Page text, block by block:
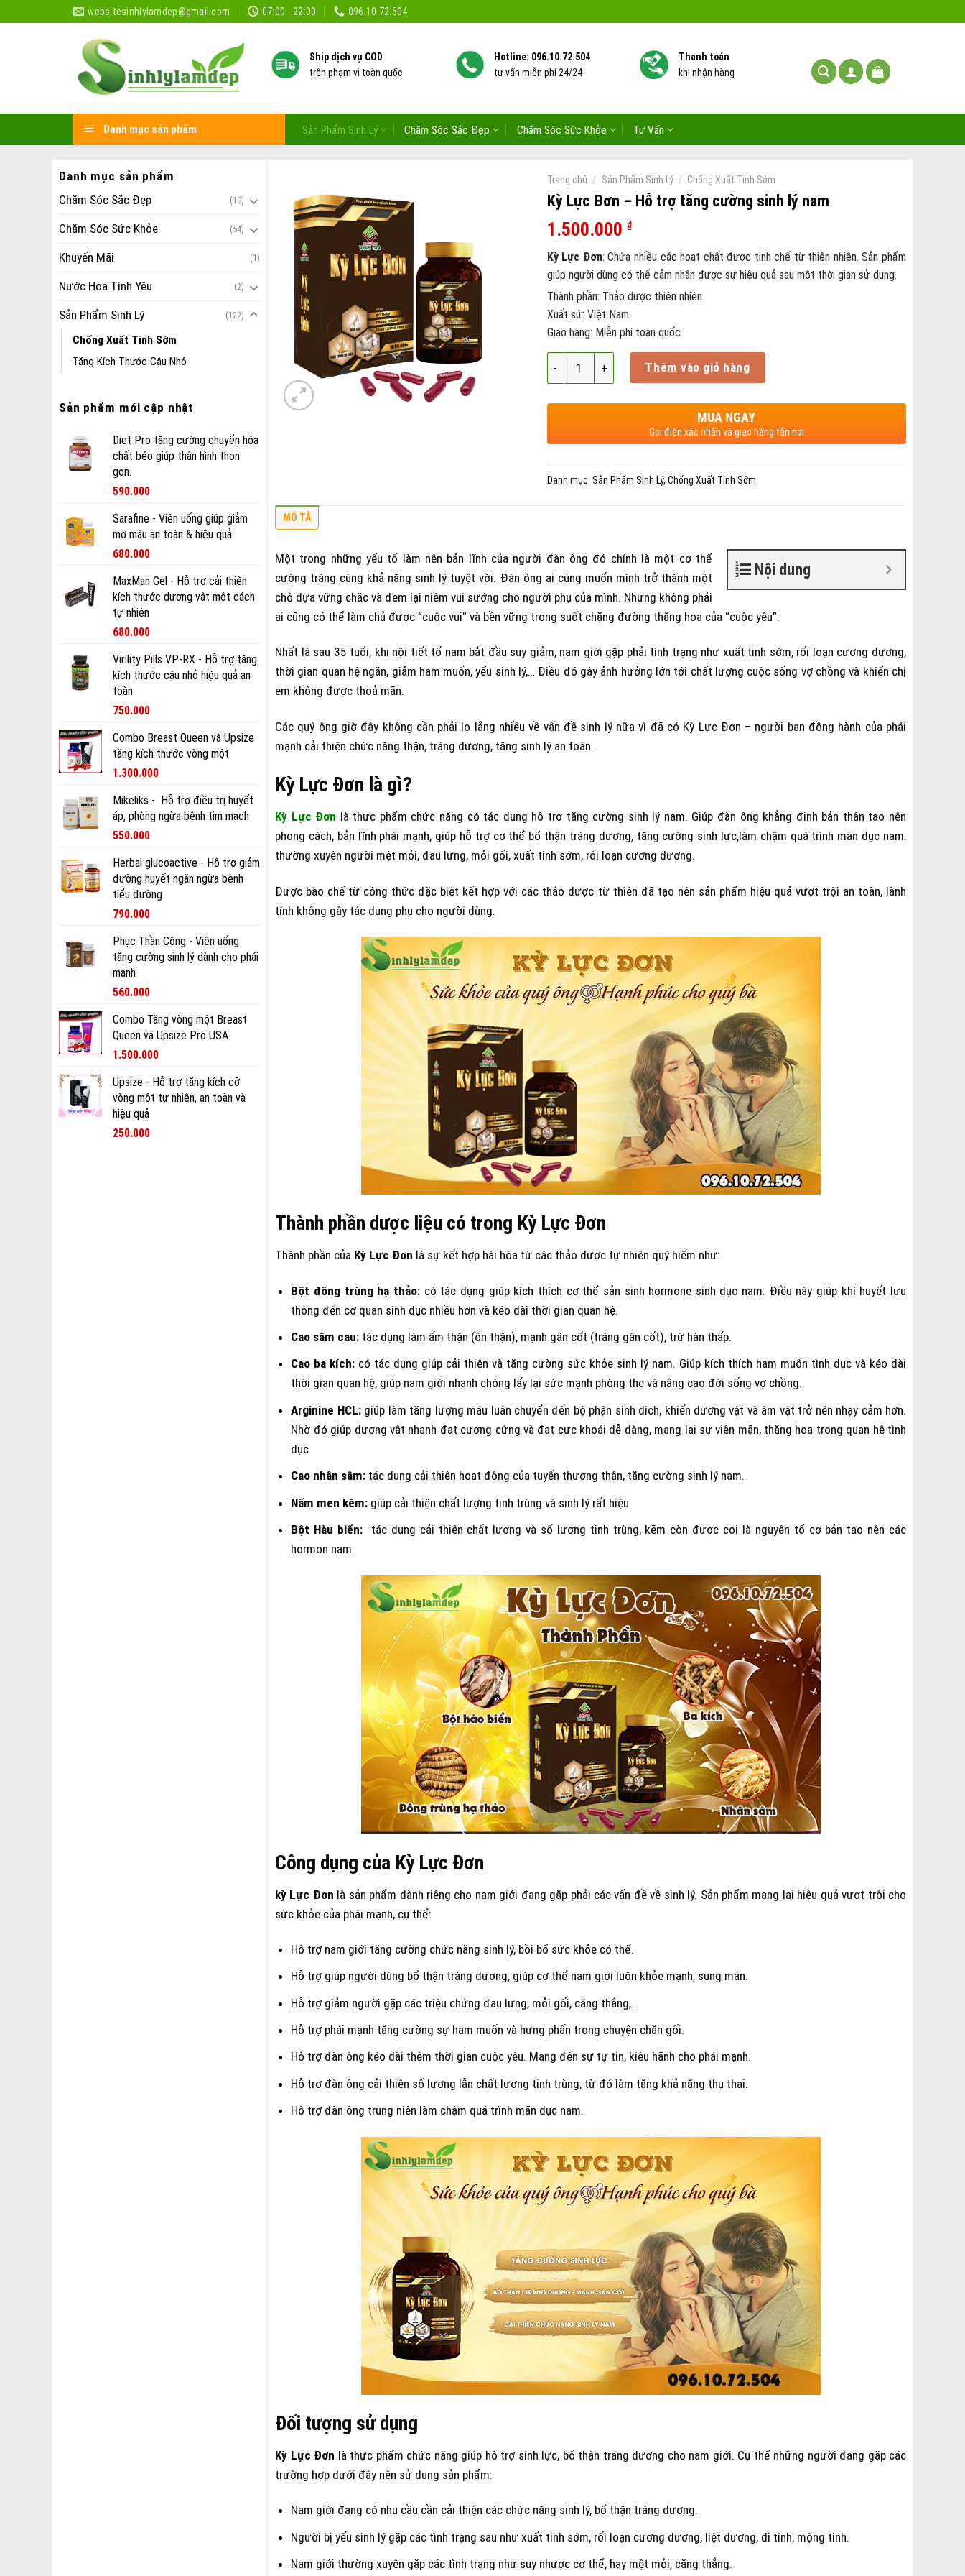
websitesinhlylamdep@gmail.com 07:00 - 22:00 096.10.72.504
Ship dịch vụ COD
trên phạm vi toàn quốc
Hotline: 096.10.72.504
tư vấn miễn phí 24/24
Thanh toán
khi nhận hàng
Danh mục sản phẩm Sản Phẩm Sinh Lý Chăm Sóc Sắc Đẹp Chăm Sóc Sức Khỏe Tư Vấn
Danh mục sản phẩm
Chăm Sóc Sắc Đẹp
(19)
Chăm Sóc Sức Khỏe (54)
Khuyến Mãi (1)
Nước Hoa Tình Yêu (2)
Sản Phẩm Sinh Lý (122)
Chống Xuất Tinh Sớm
Tăng Kích Thước Cậu Nhỏ
Sản phẩm mới cập nhật
Diet Pro tăng cường chuyển hóa
chất béo giúp thân hình thon
gọn.
590.000
Sarafine - Viên uống giúp giảm
mỡ máu an toàn & hiệu quả
Giá
là:
880.000 ₫.
680.000
tại
là:
MaxMan Gel - Hỗ trợ cải thiện
kích thước dương vật một cách
tự nhiên
680.000
Virility Pills VP-RX - Hỗ trợ tăng
kích thước cậu nhỏ hiệu quả an
toàn
750.000
Combo Breast Queen và Upsize
tăng kích thước vòng một
1.300.000
Mikeliks - Hỗ trợ điều trị huyết
áp, phòng ngừa bệnh tim mạch
550.000
Herbal glucoactive - Hỗ trợ giảm
đường huyết ngăn ngừa bệnh
tiểu đường
790.000
Phục Thần Công - Viên uống
tăng cường sinh lý dành cho phái
mạnh
560.000
Combo Tăng vòng một Breast
Queen và Upsize Pro USA
1.500.000
Upsize - Hỗ trợ tăng kích cỡ
vòng một tự nhiên, an toàn và
hiệu quả
250.000
Trang chủ / Sản Phẩm Sinh Lý / Chống Xuất Tinh Sớm
Kỳ Lực Đơn – Hỗ trợ tăng cường sinh lý nam
1.500.000 ₫
Kỳ Lực Đơn: Chứa nhiều các hoạt chất được tinh chế từ thiên nhiên. Sản phẩm
giúp người dùng có thể cảm nhận được sự hiệu quả sau một thời gian sử dụng.
Thành phần: Thảo dược thiên nhiên
Xuất sứ: Việt Nam
Giao hàng: Miễn phí toàn quốc
Thêm vào giỏ hàng
MUA NGAY
Gọi điện xác nhận và giao hàng tận nơi
Danh mục: Sản Phẩm Sinh Lý, Chống Xuất Tinh Sớm
MÔ TẢ
Nội dung
Một trong những yếu tố làm nên bản lĩnh của người đàn ông đó chính là một cơ thể
cường tráng cùng khả năng sinh lý tuyệt vời. Đàn ông ai cũng muốn mình trở thành một
chỗ dựa vững chắc và đem lại niềm vui sướng cho người phụ của mình. Nhưng không phải
ai cũng có thể làm chủ được “cuộc vui” và bền vững trong suốt chặng đường thăng hoa của “cuộc yêu”.
Nhất là sau 35 tuổi, khi nội tiết tố nam bắt đầu suy giảm, nam giới gặp phải tình trạng như xuất tinh sớm, rối loạn cương dương,
thời gian quan hệ ngắn, giảm ham muốn, yếu sinh lý,… Điều đó gây ảnh hưởng lớn tới chất lượng cuộc sống vợ chồng và khiến chị
em không được thoả mãn.
Các quý ông giờ đây không cần phải lo lắng nhiều về vấn đề sinh lý nữa vì đã có Kỳ Lực Đơn – người bạn đồng hành của phái
mạnh cải thiện chức năng thận, tráng dương, tăng sinh lý an toàn.
Kỳ Lực Đơn là gì?
Kỳ Lực Đơn là thực phẩm chức năng có tác dụng hỗ trợ tăng cường sinh lý nam. Giúp đàn ông khẳng định bản thân tạo nên
phong cách, bản lĩnh phái mạnh, giúp hỗ trợ cơ thể bổ thận tráng dương, tăng cường sinh lực,làm chậm quá trình mãn dục nam:
thường xuyên người mệt mỏi, đau lưng, mỏi gối, xuất tinh sớm, rối loạn cương dương.
Được bào chế từ công thức đặc biệt kết hợp với các thảo dược từ thiên đã tạo nên sản phẩm hiệu quả vượt trội an toàn, lành
tính không gây tác dụng phụ cho người dùng.
Thành phần dược liệu có trong Kỳ Lực Đơn
Thành phần của Kỳ Lực Đơn là sự kết hợp hài hòa từ các thảo dược tự nhiên quý hiếm như:
Bột đông trùng hạ thảo: có tác dụng giúp kích thích cơ thể sản sinh hormone sinh dục nam. Điều này giúp khí huyết lưu
thông đến cơ quan sinh dục nhiều hơn và kéo dài thời gian quan hệ.
Cao sâm cau: tác dụng làm ấm thận (ôn thận), mạnh gân cốt (tráng gân cốt), trừ hàn thấp.
Cao ba kích: có tác dụng giúp cải thiện và tăng cường sức khỏe sinh lý nam. Giúp kích thích ham muốn tình dục và kéo dài
thời gian quan hệ, giúp nam giới nhanh chóng lấy lại sức mạnh phòng the và nâng cao đời sống vợ chồng.
Arginine HCL:giúp làm tăng lượng máu luân chuyển đến bộ phận sinh dich, khiến dương vật và âm vật trở nên nhạy cảm hơn.
Nhờ đó giúp dương vật nhanh đạt cương cứng và đạt cực khoái dễ dàng, mang lại sự viên mãn, thăng hoa trong quan hệ tình
dục
Cao nhân sâm: tác dụng cải thiện hoạt động của tuyến thượng thận, tăng cường sinh lý nam.
Nấm men kẽm: giúp cải thiện chất lượng tinh trùng và sinh lý rất hiệu.
Bột Hàu biển: tác dụng cải thiện chất lượng và số lượng tinh trùng, kẽm còn được coi là nguyên tố cơ bản tạo nên các
hormon nam.
Công dụng của Kỳ Lực Đơn
kỳ Lực Đơn là sản phẩm dành riêng cho nam giới đang gặp phải các vấn đề về sinh lý. Sản phẩm mang lại hiệu quả vượt trội cho
sức khỏe của phái mạnh, cụ thể:
Hỗ trợ nam giới tăng cường chức năng sinh lý, bồi bổ sức khỏe có thể.
Hỗ trợ giúp người dùng bổ thận tráng dương, giúp cơ thể nam giới luôn khỏe mạnh, sung mãn.
Hỗ trợ giảm người gặp các triệu chứng đau lưng, mỏi gối, căng thẳng,…
Hỗ trợ phái mạnh tăng cường sự ham muốn và hưng phấn trong chuyện chăn gối.
Hỗ trợ đàn ông kéo dài thêm thời gian cuộc yêu. Mang đến sự tự tin, kiêu hãnh cho phái mạnh.
Hỗ trợ đàn ông cải thiện số lượng lẫn chất lượng tinh trùng, từ đó làm tăng khả năng thụ thai.
Hỗ trợ đàn ông trung niên làm chậm quá trình mãn dục nam.
Đối tượng sử dụng
Kỳ Lực Đơn là thực phẩm chức năng giúp hỗ trợ sinh lực, bổ thận tráng dương cho nam giới. Cụ thể những người đang gặp các
trường hợp dưới đây nên sử dụng sản phẩm:
Nam giới đang có nhu cầu cần cải thiện các chức năng sinh lý, bổ thận tráng dương.
Người bị yếu sinh lý gặp các tình trạng sau như xuất tinh sớm, rối loạn cương dương, liệt dương, di tinh, mộng tinh.
Nam giới thường xuyên gặp các tình trạng như suy nhược cơ thể, hay mệt mỏi, căng thẳng.